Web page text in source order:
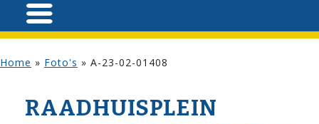
Home » Foto's » A-23-02-01408
RAADHUISPLEIN